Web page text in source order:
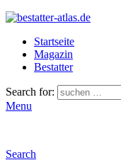
Startseite
Magazin
Bestatter
Search for:
Menu
Search